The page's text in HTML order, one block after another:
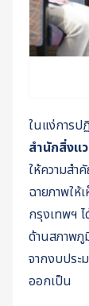
ในแง่การป
สำนักสิ่งแ
ให้ความสำ
ฉายภาพใ
กรุงเทพฯ
ด้านสภาพภู
จากงบประ
ออกเป็น